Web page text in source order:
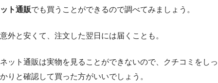
ット通販でも買うことができるので調べてみましょう。
意外と安くて、注文した翌日には届くことも。
ネット通販は実物を見ることができないので、クチコミをしっ
かりと確認して買った方がいいでしょう。